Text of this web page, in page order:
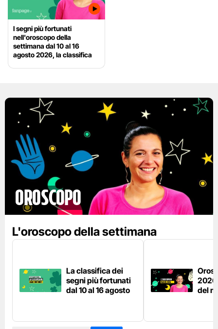
I segni più fortunati
nell'oroscopo della
settimana dal 10 al 16
agosto 2026, la classifica
Oroscopo
L'oroscopo della settimana
La classifica dei
segni più fortunati
dal 10 al 16 agosto
del